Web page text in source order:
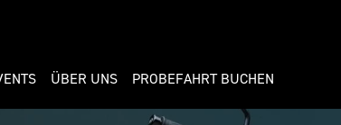
ÜBER UNS PROBEFAHRT BUCHEN